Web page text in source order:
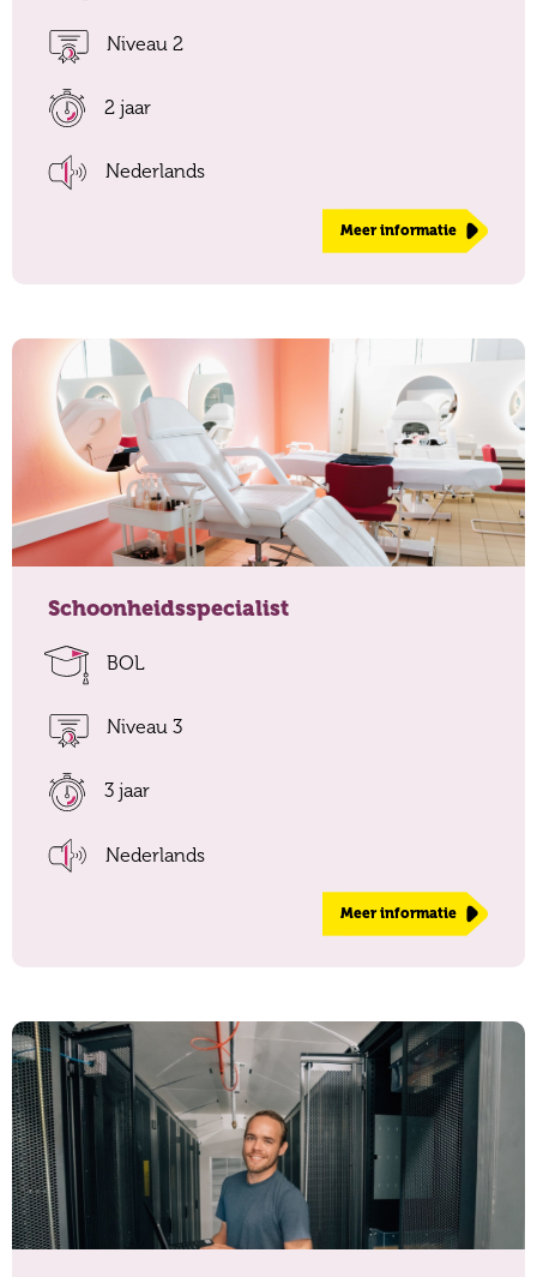
Niveau 2
2 jaar
Nederlands
Meer informatie
Schoonheidsspecialist
BOL
Niveau 3
3 jaar
Nederlands
Meer informatie